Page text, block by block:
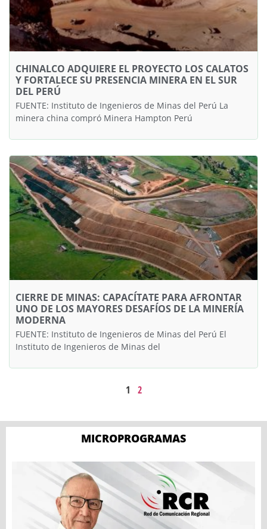
CHINALCO ADQUIERE EL PROYECTO LOS CALATOS
Y FORTALECE SU PRESENCIA MINERA EN EL SUR
DEL PERÚ
FUENTE: Instituto de Ingenieros de Minas del Perú La
minera china compró Minera Hampton Perú
CIERRE DE MINAS: CAPACÍTATE PARA AFRONTAR
UNO DE LOS MAYORES DESAFÍOS DE LA MINERÍA
MODERNA
FUENTE: Instituto de Ingenieros de Minas del Perú El
Instituto de Ingenieros de Minas del
1 2
MICROPROGRAMAS